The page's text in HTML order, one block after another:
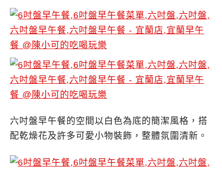
六吋盤早午餐的空間以白色為底的簡潔風格，搭
配乾燥花及許多可愛小物裝飾，整體氛圍清新。